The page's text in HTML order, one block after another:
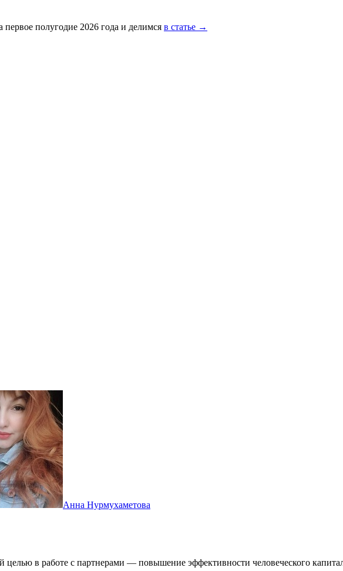
первое полугодие 2026 года и делимся в статье →
Анна Нурмухаметова
целью в работе с партнерами — повышение эффективности человеческого